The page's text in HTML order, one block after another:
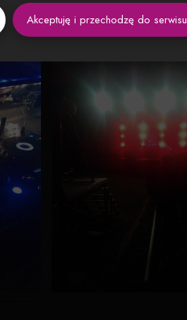
Akceptuję i przechodzę do serwisu